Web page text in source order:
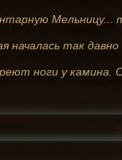
Мельницу...
началась так
ноги у камина.